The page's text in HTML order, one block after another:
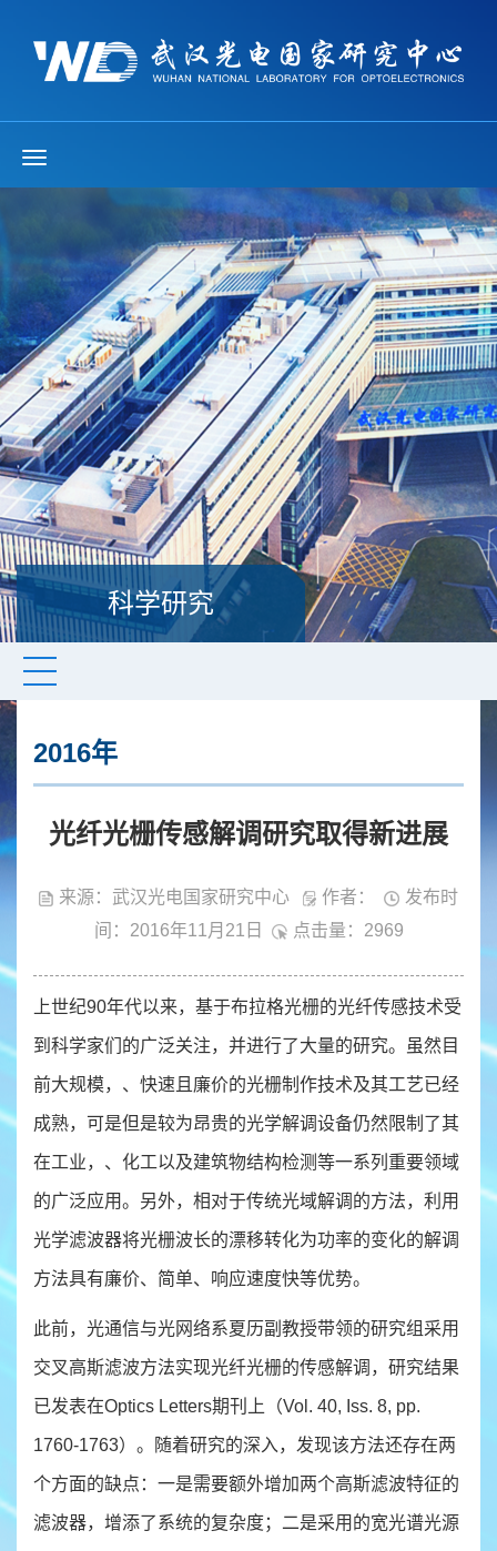
科学研究
2016年
光纤光栅传感解调研究取得新进展
来源：武汉光电国家研究中心 作者：
发布时
间：2016年11月21日
点击量： 2969
上世纪90年代以来，基于布拉格光栅的光纤传感技术受
到科学家们的广泛关注，并进行了大量的研究。虽然目
前大规模，、快速且廉价的光栅制作技术及其工艺已经
成熟，可是但是较为昂贵的光学解调设备仍然限制了其
在工业，、化工以及建筑物结构检测等一系列重要领域
的广泛应用。另外，相对于传统光域解调的方法，利用
光学滤波器将光栅波长的漂移转化为功率的变化的解调
方法具有廉价、简单、响应速度快等优势。
此前，光通信与光网络系夏历副教授带领的研究组采用
交叉高斯滤波方法实现光纤光栅的传感解调，研究结果
已发表在Optics Letters期刊上（Vol. 40, Iss. 8, pp.
1760-1763）。随着研究的深入，发现该方法还存在两
个方面的缺点：一是需要额外增加两个高斯滤波特征的
滤波器，增添了系统的复杂度；二是采用的宽光谱光源